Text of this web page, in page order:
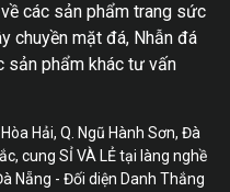
các sản phẩm trang sức
chuyền mặt đá, Nhẫn đá
sản phẩm khác tư vấn
Hải, Q. Ngũ Hành Sơn, Đà
cung SỈ VÀ LẺ tại làng nghề
Nẵng - Đối diện Danh Thắng